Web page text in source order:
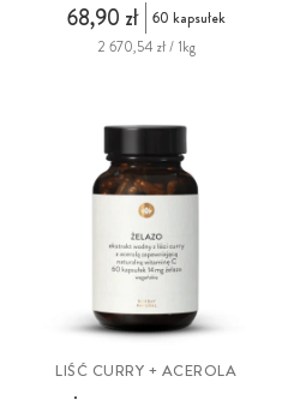
68,90 zł
60 kapsułek
2 670,54 zł / 1kg
LIŚĆ CURRY + ACEROLA